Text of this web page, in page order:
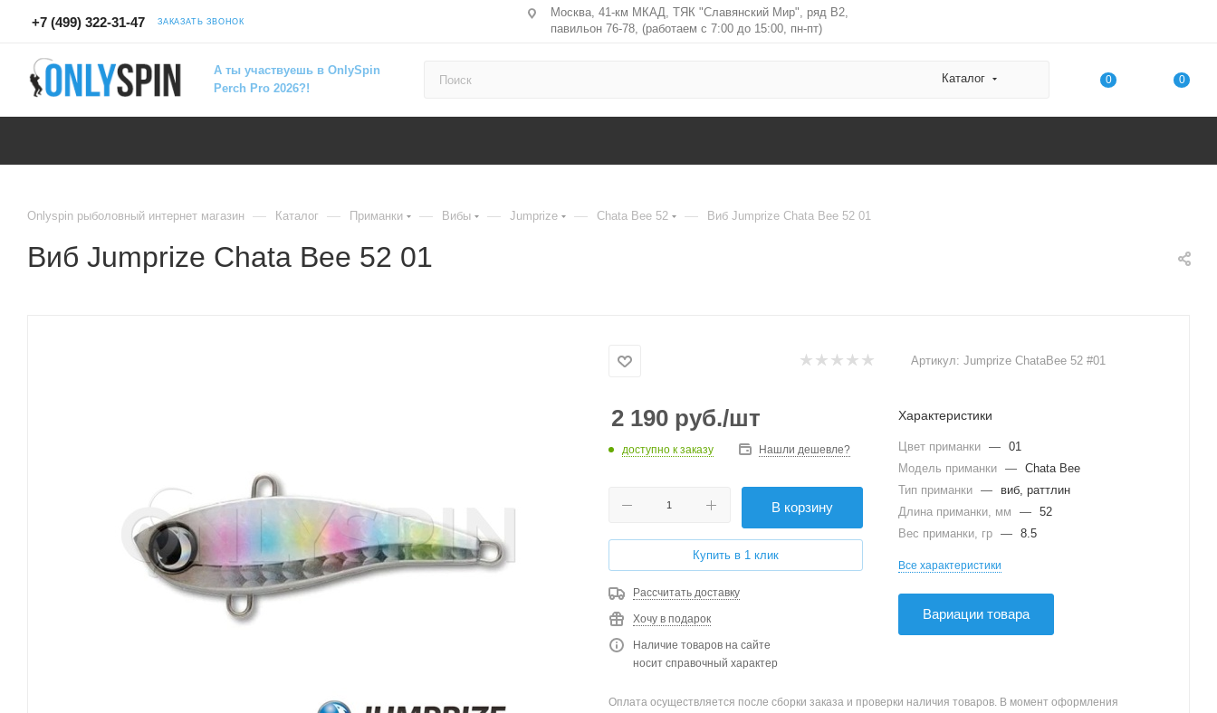
+7 (499) 322-31-47 ЗАКАЗАТЬ ЗВОНОК
Москва, 41-км МКАД, ТЯК "Славянский Мир", ряд В2,
павильон 76-78, (работаем с 7:00 до 15:00, пн-пт)
А ты участвуешь в OnlySpin
Perch Pro 2026?!
Каталог 0 0
Onlyspin рыболовный интернет магазин — Каталог — Приманки — Вибы — Jumprize — Chata Bee 52 — Виб Jumprize Chata Bee 52 01
Виб Jumprize Chata Bee 52 01
Артикул: Jumprize ChataBee 52 #01
2 190 руб./шт
доступно к заказу Нашли дешевле?
В корзину
Купить в 1 клик
Рассчитать доставку
Хочу в подарок
Наличие товаров на сайте
носит справочный характер
Характеристики
Цвет приманки — 01
Модель приманки — Chata Bee
Тип приманки —
виб, раттлин
Длина приманки, мм
— 52
Вес приманки, гр — 8.5
Все характеристики
Вариации товара
Оплата осуществляется после сборки заказа и проверки наличия товаров. В момент оформления